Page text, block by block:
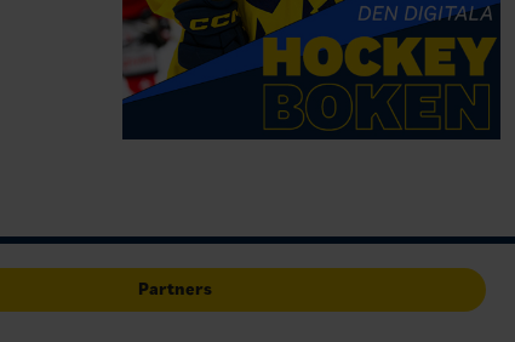
Partners